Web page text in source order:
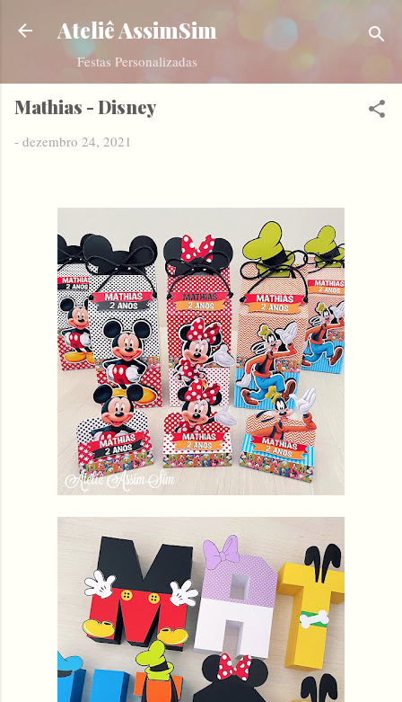
Pular para o conteúdo principal
Ateliê AssimSim
Festas Personalizadas
Mathias - Disney
- dezembro 24, 2021